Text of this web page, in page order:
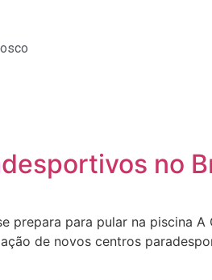
no
prepara para pular na piscina A
de novos centros